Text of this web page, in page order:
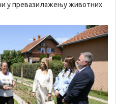
у превазилажењу животних